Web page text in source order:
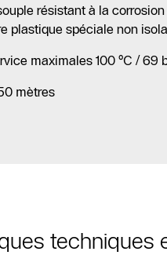
résistant à la
plastique spéciale non
maximales 100 °C / 69
mètres
techniques